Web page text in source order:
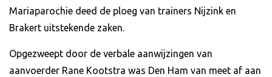
Mariaparochie deed de ploeg van trainers Nijzink en
Brakert uitstekende zaken.
Opgezweept door de verbale aanwijzingen van
aanvoerder Rane Kootstra was Den Ham van meet af aan